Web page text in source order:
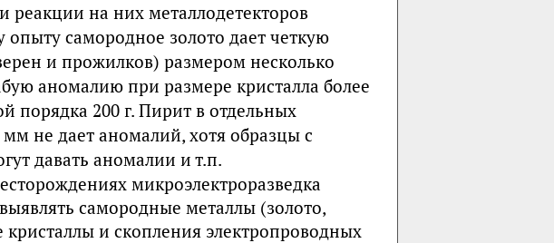
реакции на них металлодетекторов
самородное золото дает четкую
и прожилков) размером несколько
аномалию при размере кристалла более
порядка 200 г. Пирит в отдельных
не дает аномалий, хотя образцы с
давать аномалии и т.п.
микроэлектроразведка
самородные металлы (золото,
и скопления электропроводных